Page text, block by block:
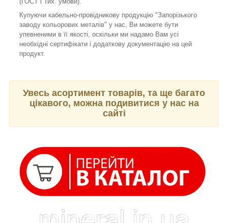
Купуючи кабельно-провідникову продукцію "Запорізького
заводу кольорових металів" у нас, Ви можете бути
упевненими в її якості, оскільки ми надамо Вам усі
необхідні сертифікати і додаткову документацію на цей
продукт.
Увесь асортимент товарів, та ще багато
цікавого, можна подивитися у нас на
сайті